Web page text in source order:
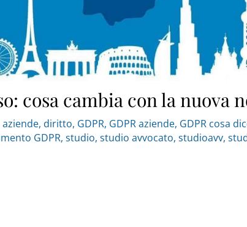
cosa cambia con la nuova
aziende, diritto, GDPR, GDPR aziende, GDPR cosa
GDPR, studio, studio avvocato, studioavv,